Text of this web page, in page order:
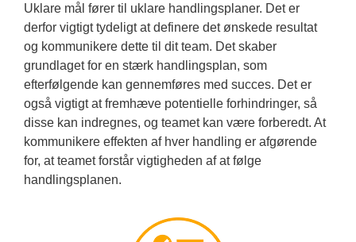
Uklare mål fører til uklare handlingsplaner. Det er
derfor vigtigt tydeligt at definere det ønskede resultat
og kommunikere dette til dit team. Det skaber
grundlaget for en stærk handlingsplan, som
efterfølgende kan gennemføres med succes. Det er
også vigtigt at fremhæve potentielle forhindringer, så
disse kan indregnes, og teamet kan være forberedt. At
kommunikere effekten af hver handling er afgørende
for, at teamet forstår vigtigheden af at følge
handlingsplanen.